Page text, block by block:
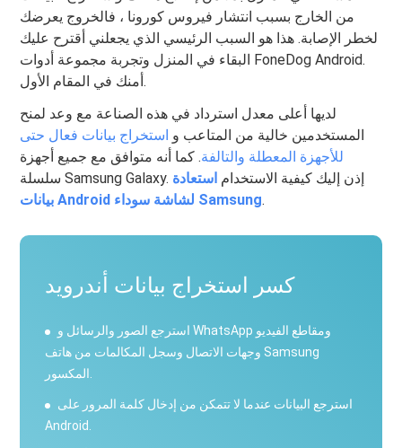
من الخارج بسبب انتشار فيروس كورونا ، فالخروج يعرضك
لخطر الإصابة. هذا هو السبب الرئيسي الذي يجعلني أقترح عليك
البقاء في المنزل وتجربة مجموعة أدوات FoneDog Android.
أمنك في المقام الأول.
لديها أعلى معدل استرداد في هذه الصناعة مع وعد لمنح
المستخدمين خالية من المتاعب و استخراج بيانات فعال حتى
للأجهزة المعطلة والتالفة. كما أنه متوافق مع جميع أجهزة
سلسلة Samsung Galaxy. إذن إليك كيفية الاستخدام استعادة
بيانات Android لشاشة سوداء Samsung.
كسر استخراج بيانات أندرويد
استرجع الصور والرسائل و WhatsApp ومقاطع الفيديو
وجهات الاتصال وسجل المكالمات من هاتف Samsung
المكسور.
استرجع البيانات عندما لا تتمكن من إدخال كلمة المرور على
Android.